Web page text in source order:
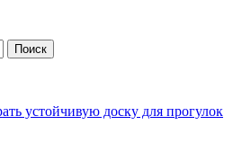
устойчивую доску для прогулок